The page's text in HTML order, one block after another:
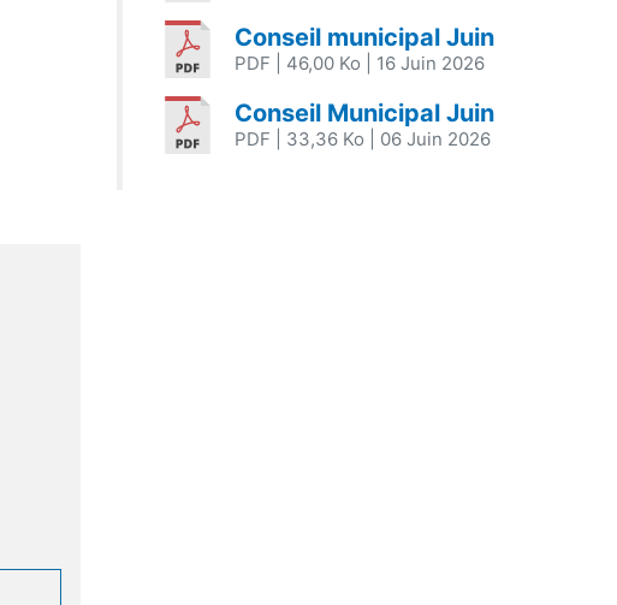
Conseil municipal Juin
PDF | 46,00 Ko | 16 Juin 2026
Conseil Municipal Juin
PDF | 33,36 Ko | 06 Juin 2026